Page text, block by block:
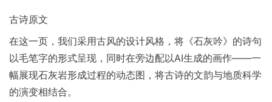
古诗原文
在这一页，我们采用古风的设计风格，将《石灰吟》的诗句
以毛笔字的形式呈现，同时在旁边配以AI生成的画作——一
幅展现石灰岩形成过程的动态图，将古诗的文韵与地质科学
的演变相结合。